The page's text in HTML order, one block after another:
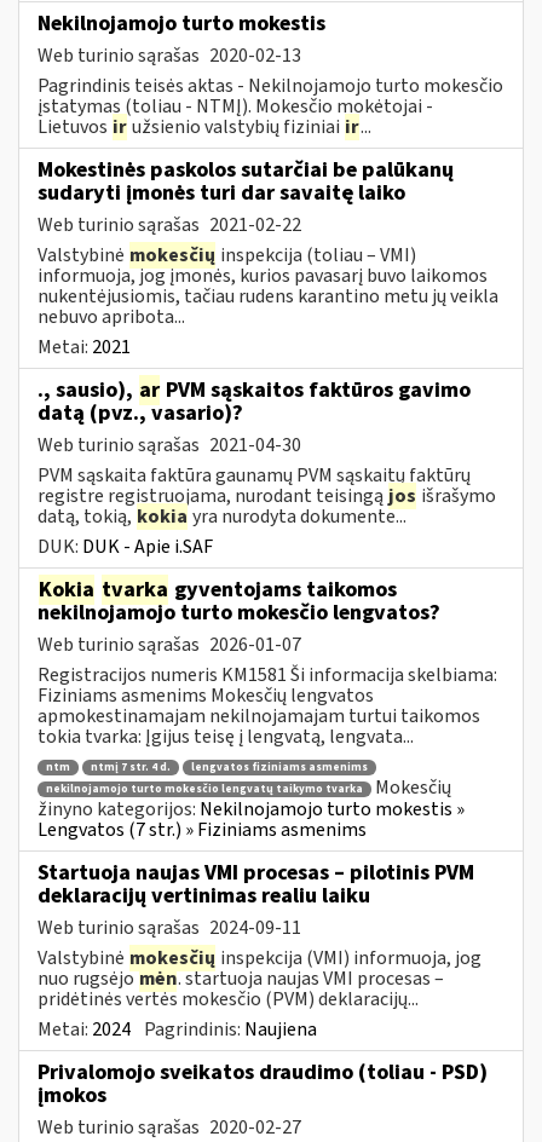
Nekilnojamojo turto mokestis
Web turinio sąrašas 2020-02-13
Pagrindinis teisės aktas - Nekilnojamojo turto mokesčio
įstatymas (toliau - NTMĮ). Mokesčio mokėtojai -
Lietuvos iružsienio valstybių fiziniai ir...
Mokestinės paskolos sutarčiai be palūkanų
sudaryti įmonės turi dar savaitę laiko
Web turinio sąrašas 2021-02-22
Valstybinė mokesčių inspekcija (toliau – VMI)
informuoja, jog įmonės, kurios pavasarį buvo laikomos
nukentėjusiomis, tačiau rudens karantino metu jų veikla
nebuvo apribota...
Metai: 2021
., sausio), ar PVM sąskaitos faktūros gavimo
datą (pvz., vasario)?
Web turinio sąrašas 2021-04-30
PVM sąskaita faktūra gaunamų PVM sąskaitų faktūrų
registre registruojama, nurodant teisingą jos išrašymo
datą, tokią, kokia yra nurodyta dokumente...
DUK: DUK - Apie i.SAF
Kokia tvarka gyventojams taikomos
nekilnojamojo turto mokesčio lengvatos?
Web turinio sąrašas 2026-01-07
Registracijos numeris KM1581 Ši informacija skelbiama:
Fiziniams asmenims Mokesčių lengvatos
apmokestinamajam nekilnojamajam turtui taikomos
tokia tvarka: Įgijus teisę į lengvatą, lengvata...
ntm ntmį 7 str. 4 d.
lengvatos fiziniams asmenims
nekilnojamojo turto mokesčio lengvatų taikymo tvarka
Mokesčių
žinyno kategorijos: Nekilnojamojo turto mokestis »
Lengvatos (7 str.) » Fiziniams asmenims
Startuoja naujas VMI procesas – pilotinis PVM
deklaracijų vertinimas realiu laiku
Web turinio sąrašas 2024-09-11
Valstybinė mokesčių inspekcija (VMI) informuoja, jog
nuo rugsėjomėn. startuoja naujas VMI procesas –
pridėtinės vertės mokesčio (PVM) deklaracijų...
Metai: 2024 Pagrindinis: Naujiena
Privalomojo sveikatos draudimo (toliau - PSD)
įmokos
Web turinio sąrašas 2020-02-27